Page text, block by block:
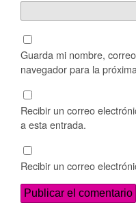
Guarda mi nombre,
navegador para la
Recibir un correo
a esta entrada.
Recibir un correo